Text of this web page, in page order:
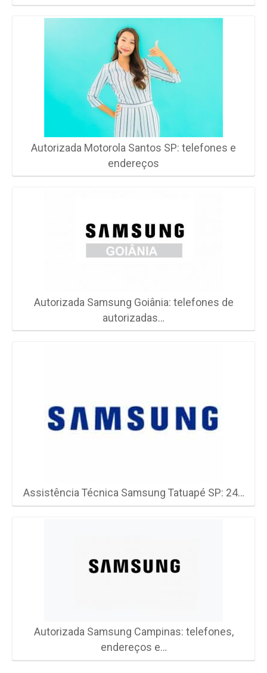
Autorizada Motorola Santos SP: telefones e
endereços
Autorizada Samsung Goiânia: telefones de
autorizadas…
Assistência Técnica Samsung Tatuapé SP: 24…
Autorizada Samsung Campinas: telefones,
endereços e…